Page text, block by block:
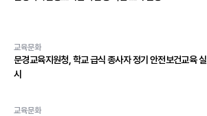
교육문화
문경교육지원청, 학교 급식 종사자 정기 안전보건교육 실
시
교육문화